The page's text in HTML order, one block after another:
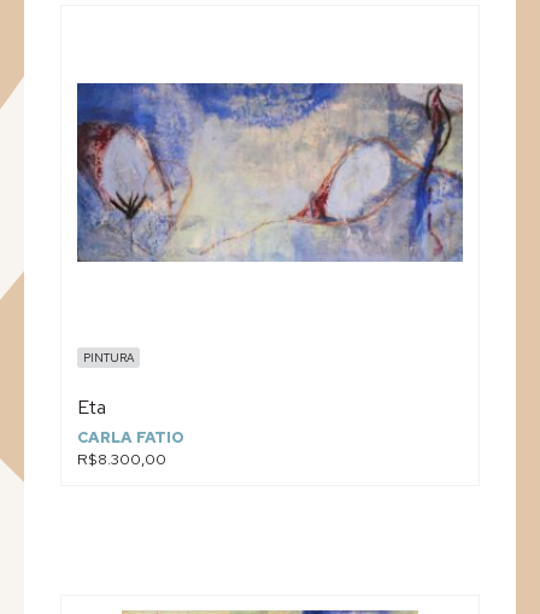
PINTURA
Eta
CARLA FATIO
R$8.300,00